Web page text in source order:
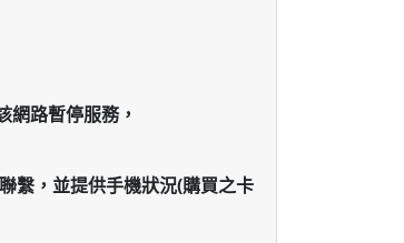
路暫停服務，
繫，並提供手機狀況(購買之卡